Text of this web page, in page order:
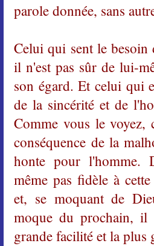
parole donnée, sans
Celui qui sent le besoin
il n'est pas sûr de lui-
son égard. Et celui qui
de la sincérité et de
Comme vous le voyez,
conséquence de la
honte pour l'homme.
même pas fidèle à
et, se moquant de
moque du prochain, il
grande facilité et la